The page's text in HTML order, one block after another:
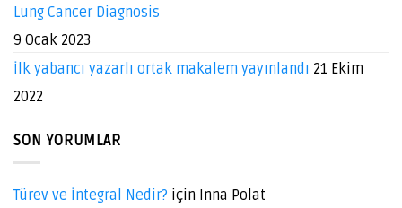
Lung Cancer Diagnosis
9 Ocak 2023
İlk yabancı yazarlı ortak makalem yayınlandı 21 Ekim
2022
SON YORUMLAR
Türev ve İntegral Nedir? için Inna Polat